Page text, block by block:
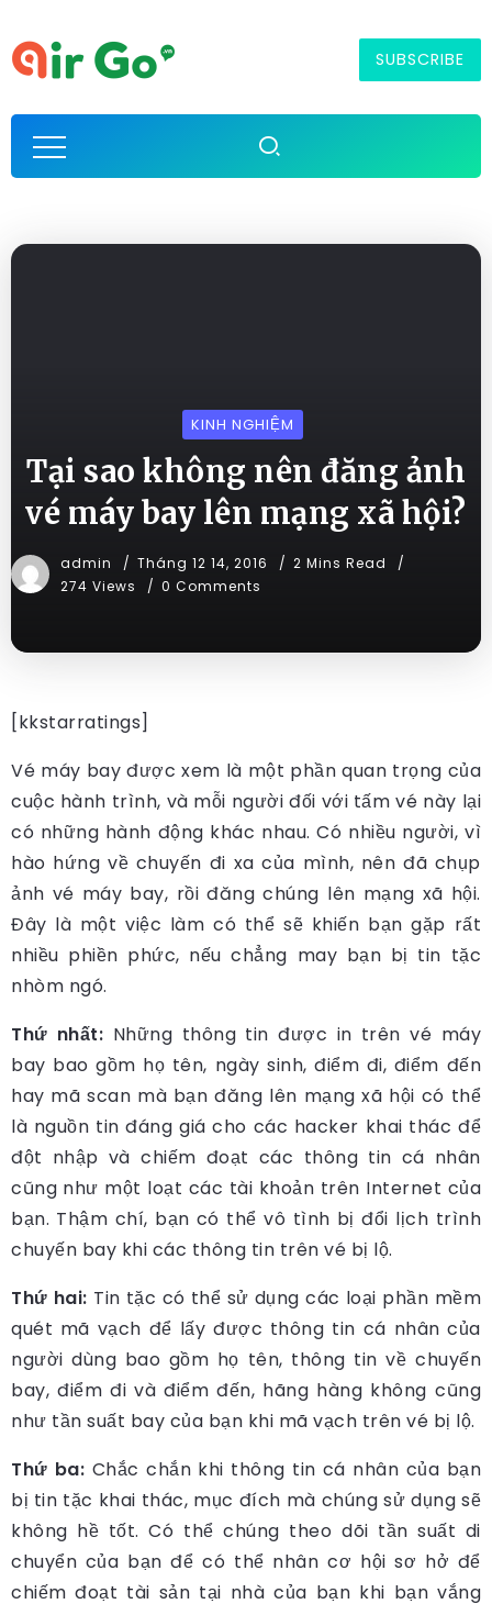
SUBSCRIBE
KINH NGHIỆM
Tại sao không nên đăng ảnh
vé máy bay lên mạng xã hội?
admin Tháng 12 14, 2016
2 Mins Read
274 Views
0 Comments
[kkstarratings]
Vé máy bay được xem là một phần quan trọng của
cuộc hành trình, và mỗi người đối với tấm vé này lại
có những hành động khác nhau. Có nhiều người, vì
hào hứng về chuyến đi xa của mình, nên đã chụp
ảnh vé máy bay, rồi đăng chúng lên mạng xã hội.
Đây là một việc làm có thể sẽ khiến bạn gặp rất
nhiều phiền phức, nếu chẳng may bạn bị tin tặc
nhòm ngó.
Thứ nhất: Những thông tin được in trên vé máy
bay bao gồm họ tên, ngày sinh, điểm đi, điểm đến
hay mã scan mà bạn đăng lên mạng xã hội có thể
là nguồn tin đáng giá cho các hacker khai thác để
đột nhập và chiếm đoạt các thông tin cá nhân
cũng như một loạt các tài khoản trên Internet của
bạn. Thậm chí, bạn có thể vô tình bị đổi lịch trình
chuyến bay khi các thông tin trên vé bị lộ.
Thứ hai: Tin tặc có thể sử dụng các loại phần mềm
quét mã vạch để lấy được thông tin cá nhân của
người dùng bao gồm họ tên, thông tin về chuyến
bay, điểm đi và điểm đến, hãng hàng không cũng
như tần suất bay của bạn khi mã vạch trên vé bị lộ.
Thứ ba: Chắc chắn khi thông tin cá nhân của bạn
bị tin tặc khai thác, mục đích mà chúng sử dụng sẽ
không hề tốt. Có thể chúng theo dõi tần suất di
chuyển của bạn để có thể nhân cơ hội sơ hở để
chiếm đoạt tài sản tại nhà của bạn khi bạn vắng